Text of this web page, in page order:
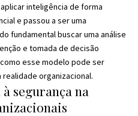
inteligência de forma
e passou a ser uma
fundamental buscar uma análise
e tomada de decisão
esse modelo pode ser
organizacional.
segurança na